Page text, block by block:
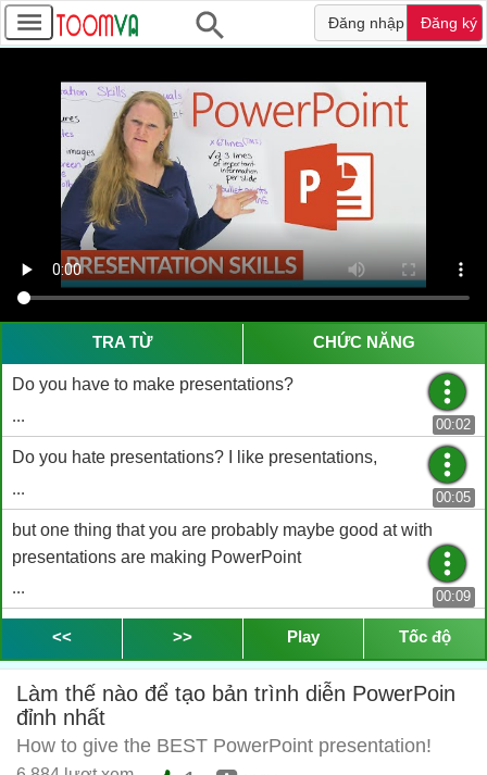
Đăng nhập Đăng ký
TRA TỪ CHỨC NĂNG
Do you have to make presentations?
...
00:02
Do you hate presentations? I like presentations,
...
00:05
but one thing that you are probably maybe good at with
presentations are making PowerPoint
...
00:09
presentations, because you have visual aids to help you so
you don't really have to talk
...
00:19
as much, if you're nervous about talking. Presentation skills
is something that you
<< >> Play Tốc độ
Làm thế nào để tạo bản trình diễn PowerPoin
đỉnh nhất
How to give the BEST PowerPoint presentation!